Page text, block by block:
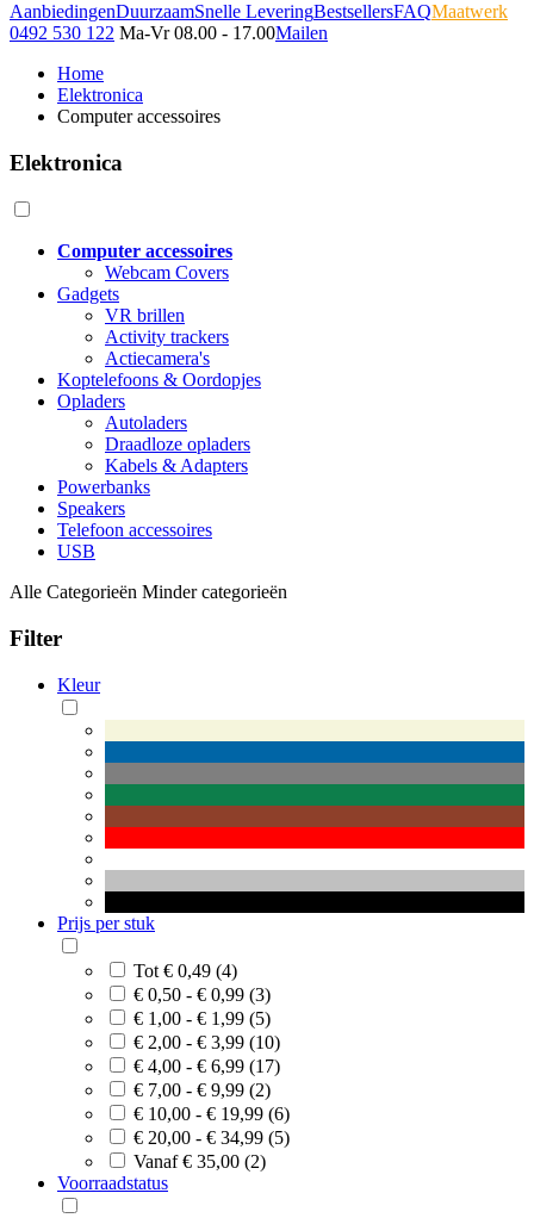
AanbiedingenDuurzaamSnelle LeveringBestsellersFAQMaatwerk
0492 530 122 Ma-Vr 08.00 - 17.00Mailen
Home
Elektronica
Computer accessoires
Elektronica
Computer accessoires
Webcam Covers
Gadgets
VR brillen
Activity trackers
Actiecamera's
Koptelefoons & Oordopjes
Opladers
Autoladers
Draadloze opladers
Kabels & Adapters
Powerbanks
Speakers
Telefoon accessoires
USB
Alle Categorieën Minder categorieën
Filter
Kleur
Prijs per stuk
Tot € 0,49 (4)
€ 0,50 - € 0,99 (3)
€ 1,00 - € 1,99 (5)
€ 2,00 - € 3,99 (10)
€ 4,00 - € 6,99 (17)
€ 7,00 - € 9,99 (2)
€ 10,00 - € 19,99 (6)
€ 20,00 - € 34,99 (5)
Vanaf € 35,00 (2)
Voorraadstatus